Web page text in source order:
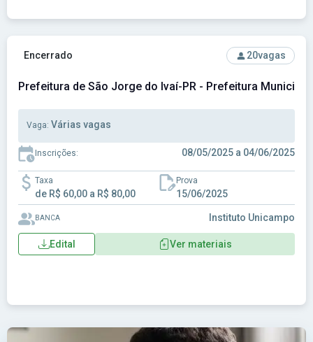
Ver concurso: Prefeitura de São Jorge do Ivaí-PR -
Encerrado 20vagas
Prefeitura de São Jorge do Ivaí-PR - Prefeitura
Vaga: Várias vagas
Inscrições: 08/05/2025 a 04/06/2025
Taxa
de R$ 60,00 a R$ 80,00
Prova
15/06/2025
BANCA Instituto Unicampo
Edital Ver materiais